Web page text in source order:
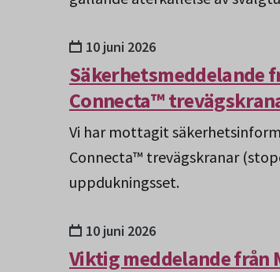
Säkerhetsmeddelande
Connecta™
10 juni 2026
Vi har mottagit
Connecta™ trevägskranar
uppdukningsset.
Viktig meddelande från
10 juni 2026